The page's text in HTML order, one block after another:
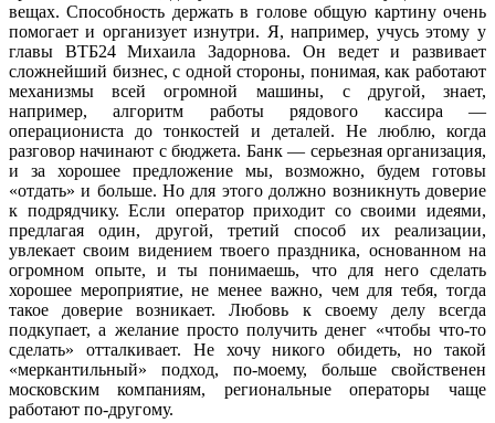
вещах. Способность держать в голове общую картину очень
помогает и организует изнутри. Я, например, учусь этому у
главы ВТБ24 Михаила Задорнова. Он ведет и развивает
сложнейший бизнес, с одной стороны, понимая, как работают
механизмы всей огромной машины, с другой, знает,
например, алгоритм работы рядового кассира —
операциониста до тонкостей и деталей. Не люблю, когда
разговор начинают с бюджета. Банк — серьезная организация,
и за хорошее предложение мы, возможно, будем готовы
«отдать» и больше. Но для этого должно возникнуть доверие
к подрядчику. Если оператор приходит со своими идеями,
предлагая один, другой, третий способ их реализации,
увлекает своим видением твоего праздника, основанном на
огромном опыте, и ты понимаешь, что для него сделать
хорошее мероприятие, не менее важно, чем для тебя, тогда
такое доверие возникает. Любовь к своему делу всегда
подкупает, а желание просто получить денег «чтобы что-то
сделать» отталкивает. Не хочу никого обидеть, но такой
«меркантильный» подход, по-моему, больше свойственен
московским компаниям, региональные операторы чаще
работают по-другому.